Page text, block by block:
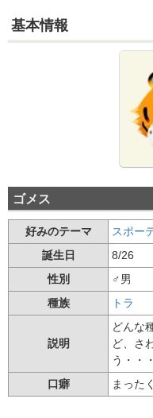
基本情報
ゴメス
好みのテーマ
スポー
誕生日
8/26
性別
♂男
種族
トラ
説明
どんな
ど、さ
う・・
口癖
まったく